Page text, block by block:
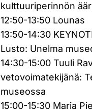
kulttuuriperinnön
12:50-13:50 Lounas
13:50-14:30
Lusto: Unelma
14:30-15:00 Tuuli
vetovoimatekijänä:
museossa
15:00-15:30 Maria